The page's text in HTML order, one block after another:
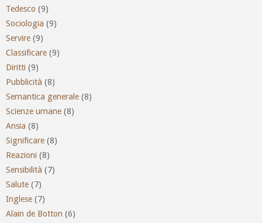
Tedesco (9)
Sociologia (9)
Servire (9)
Classificare (9)
Diritti (9)
Pubblicità (8)
Semantica generale (8)
Scienze umane (8)
Ansia (8)
Significare (8)
Reazioni (8)
Sensibilità (7)
Salute (7)
Inglese (7)
Alain de Botton (6)